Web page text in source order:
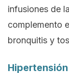
infusiones de
complemento
bronquitis y